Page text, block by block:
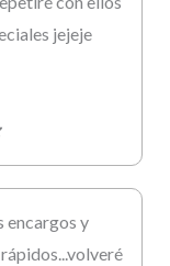
jejeje
encargos y